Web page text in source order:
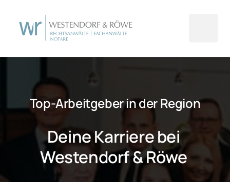
Top-Arbeitgeber in der Region
Deine Karriere bei
Westendorf & Röwe